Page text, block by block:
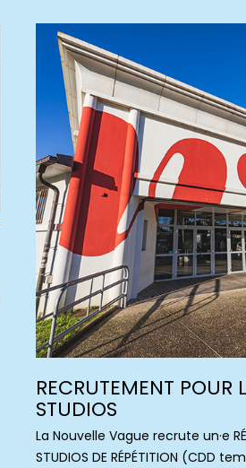
RECRUTEMENT POUR
STUDIOS
La Nouvelle Vague recrute un·e
STUDIOS DE RÉPÉTITION (CDD